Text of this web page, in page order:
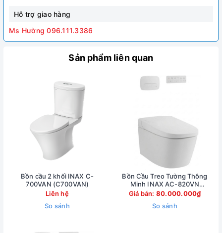
Hỗ trợ giao hàng
Ms Hường 096.111.3386
Sản phẩm liên quan
Bồn cầu 2 khối INAX C-
700VAN (C700VAN)
Liên hệ
So sánh
Bồn Cầu Treo Tường Thông
Minh INAX AC-820VN
(AC820VN)
Giá bán: 80.000.000₫
So sánh